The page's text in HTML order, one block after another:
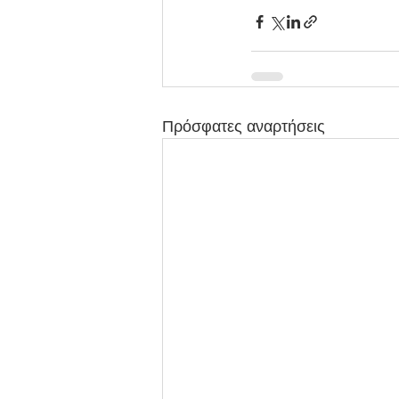
Πρόσφατες αναρτήσεις